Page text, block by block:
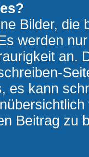
Bilder, die
werden
an.
es kann
Beitrag zu